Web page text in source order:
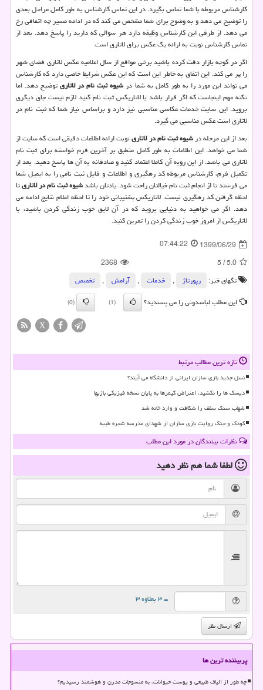
کارشناس مربوطه با شما تماس بگیرد. در این تماس کارشناس به طور کامل مراحل بعدی
را توضیح می دهد و به وضوح برای شما مشخص می کند که در ادامه مسیر چه اتفاقی رخ
می دهد. از طرفی این کارشناس وظیفه دارد هر سوالی که دارید را پاسخ دهد. بعد از
تماس کارشناس نوبت به ارائه یک عکس برای لاتاری است.
اگر در کوچه بازار دقت کرده باشید برخی مواقع از سال اعلامیه عکس لاتاری فضای شهر
را پر می کند. این اتفاق به خاطر این است که این عکس شرایط خاصی دارد که کارشناس
می تواند این مورد را به طور کامل به شما درشیوه ثبت نام در لاتاریتوضیح دهد. اما
نکته مهم اینجاست که اگر قرار باشد با لاتاریکس ثبت نام کنید لازم نیست جای دیگری
بروید. این سایت خدمات عکاسی مناسبی نیز دارد و براساس نیاز شما که ثبت نام در
لاتاری است عکس مناسبی می گیرد.
بعد از این مرحله درشیوه ثبت نام در لاتارینوبت ارائه اطلاعات دقیقی است که سایت از
شما می خواهد. این اطلاعات به طور کامل منطبق بر آخرین فرم خواسته برای ثبت نام
لاتاری می باشد. از این روبه آن کاملا اعتماد کنید و صادقانه به آن ها پاسخ دهید. بعد از
تکمیل فرم، کارشناس مربوطه کد رهگیری و اطلاعات و فایل ثبت نامی را به ایمیل شما
می فرستد تا از انجام ثبت نام خیالتان راحت شود. یادتان باشدشیوه ثبت نام در لاتاریتا
لحظه گرفتن کد رهگیری نیست. لاتاریکس پشتیبانی خود را تا لحظه اعلام نتایج ادامه می
دهد. اگر می خواهید به دنیایی بروید که در آن لایق خوب زندگی کردن باشید، با
لاتاریکس از امروز خوب زندگی کردن را تمرین کنید.
1399/06/29
07:44:22
5.0
/
5
2368
تگهای خبر:
رپورتاژ , خدمات , آرامش ,
تخصص
این مطلب لباسدونی را می پسندید؟
(1)
(0)
X
تازه ترین مطالب مرتبط
نسل جدید بازی سازان ایرانی از دانشگاه می آیند؟
دیسک ها را نکشید، اعتراض گیمرها به پایان نسخه فیزیکی بازیها
شهاب سنگ سقف را شکافت و وارد خانه شد
کودک و جنگ روایت بازی سازان از شهدای مدرسه شجره طیبه
نظرات بینندگان در مورد این مطلب
لطفا شما همنظر دهید
= ۳ بعلاوه ۳
ارسال نظر
پربیننده ترین ها
چه طور از الیاف طبیعی و پوست حیوانات، به منسوجات مدرن و هوشمند رسیدیم؟